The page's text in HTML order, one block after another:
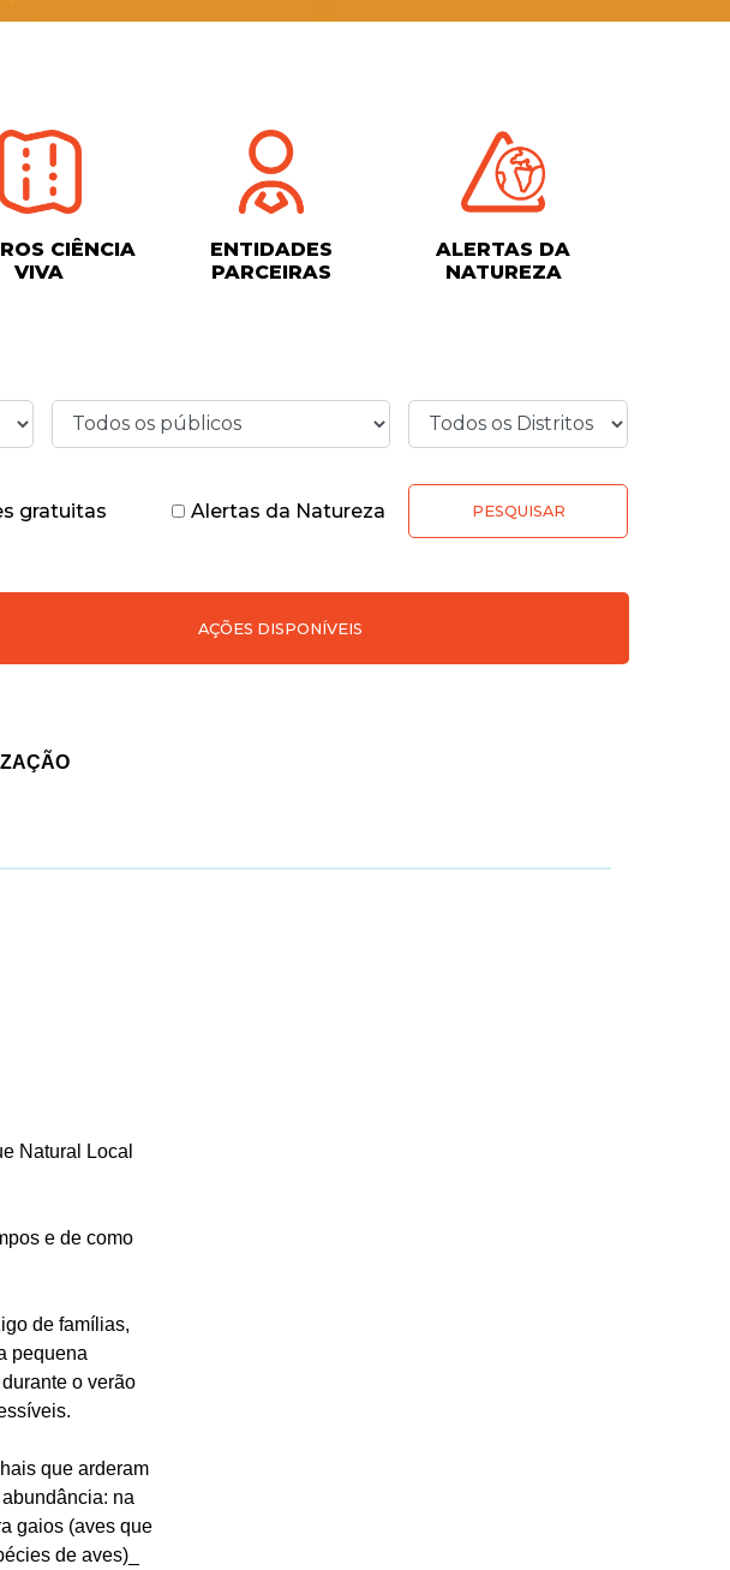
CIÊNCIA
VIVA
ENTIDADES
PARCEIRAS
ALERTAS DA
NATUREZA
gratuitas Alertas da Natureza PESQUISAR
AÇÕES DISPONÍVEIS
Natural Local
e de como
de famílias,
pequena
o verão
que arderam
na
gaios (aves que
de aves)_